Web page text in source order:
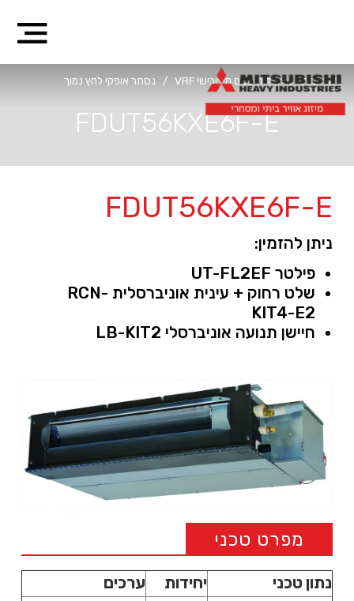
דף הבית / יחידות פנים מיצובישי VRF / נסתר אופקי לחץ נמוך
FDUT56KXE6F-E
FDUT56KXE6F-E
ניתן להזמין:
פילטר UT-FL2EF
שלט רחוק + עינית אוניברסלית RCN-
KIT4-E2
חיישן תנועה אוניברסלי LB-KIT2
מפרט טכני
נתון טכני יחידות
ערכים